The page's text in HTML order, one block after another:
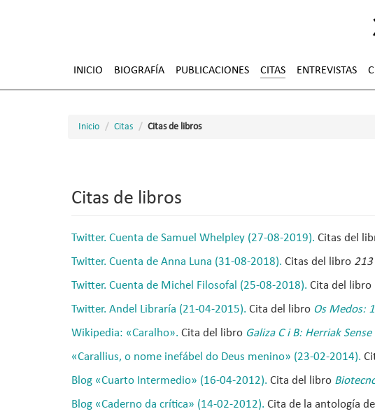
INICIO BIOGRAFÍA PUBLICACIONES CITAS ENTREVISTAS
Inicio Citas Citas de libros
Citas de libros
Twitter. Cuenta de Samuel Whelpley (27-08-2019). Citas del
Twitter. Cuenta de Anna Luna (31-08-2018). Citas del libro
Twitter. Cuenta de Michel Filosofal (25-08-2018). Cita del libro
Twitter. Andel Libraría (21-04-2015). Cita del libro Os Medos:
Wikipedia: «Caralho». Cita del libro Galiza C i B: Herriak
«Carallius, o nome inefábel do Deus menino» (23-02-2014).
Blog «Cuarto Intermedio» (16-04-2012). Cita del libro
Blog «Caderno da crítica» (14-02-2012). Cita de la antología